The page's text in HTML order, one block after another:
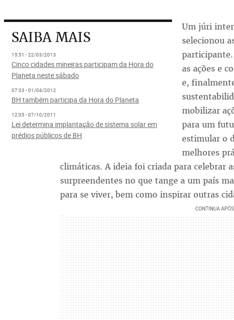
SAIBA MAIS
15:51 - 22/03/2013
Cinco cidades mineiras participam da Hora do
Planeta neste sábado
07:33 - 01/04/2012
BH também participa da Hora do Planeta
12:05 - 07/10/2011
Lei determina implantação de sistema solar em
prédios públicos de BH
Um júri
selecionou
as ações e
e,
mobilizar
para um
estimular o
melhores
climáticas. A ideia foi criada para celebrar
surpreendentes no que tange a um país
para se viver, bem como inspirar outras